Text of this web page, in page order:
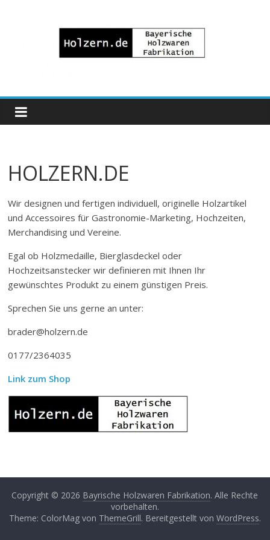
Bayrische
Holzwaren
Fabrikation
HOLZERN.DE
Wir designen und fertigen individuell, originelle Holzartikel
und Accessoires für Gastronomie-Marketing, Hochzeiten,
Merchandising und Vereine.
Egal ob Holzmedaille, Bierglasdeckel oder
Hochzeitsanstecker wir definieren mit Ihnen Ihr
gewünschtes Produkt zu einem günstigen Preis.
Sprechen Sie uns gerne an unter:
brader@holzern.de
0177/2364035
Link zum Shop
Copyright © 2026 Bayrische Holzwaren Fabrikation. Alle Rechte
vorbehalten.
Theme: ColorMag von ThemeGrill. Bereitgestellt von WordPress.